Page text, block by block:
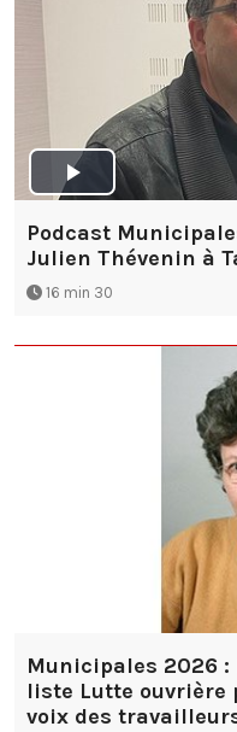
Podcast
Julien Thévenin à
16 min 30
Municipales 2026 :
liste Lutte ouvrière
voix des